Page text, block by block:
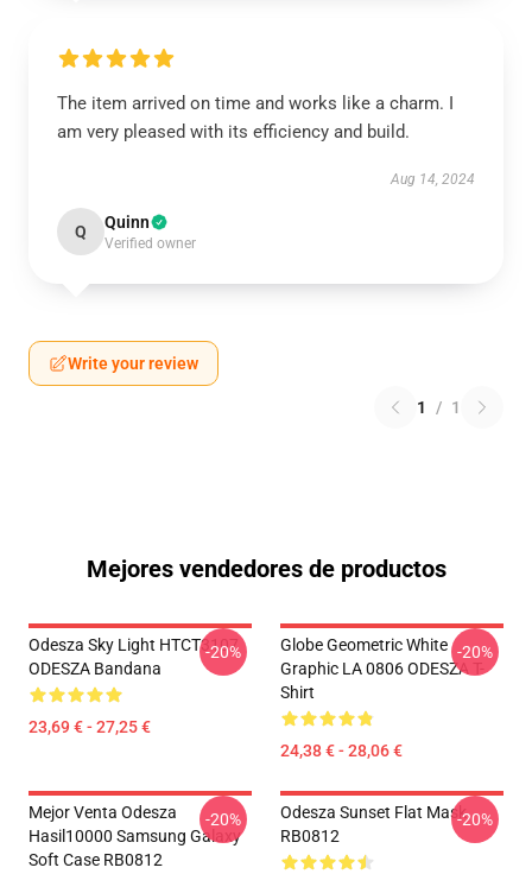
The item arrived on time and works like a charm. I
am very pleased with its efficiency and build.
Aug 14, 2024
Q Quinn
Verified owner
Write your review
1 / 1
Mejores vendedores de productos
Odesza Sky Light HTCT3107
ODESZA Bandana
23,69 € - 27,25 €
-20%
Globe Geometric White
Graphic LA 0806 ODESZA T-
Shirt
24,38 € - 28,06 €
-20%
Mejor Venta Odesza
Hasil10000 Samsung Galaxy
Soft Case RB0812
-20%
Odesza Sunset Flat Mask
RB0812
-20%